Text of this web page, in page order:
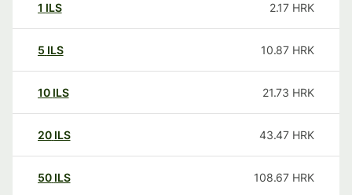
1 ILS 2.17 HRK
5 ILS 10.87 HRK
10 ILS 21.73 HRK
20 ILS 43.47 HRK
50 ILS 108.67 HRK